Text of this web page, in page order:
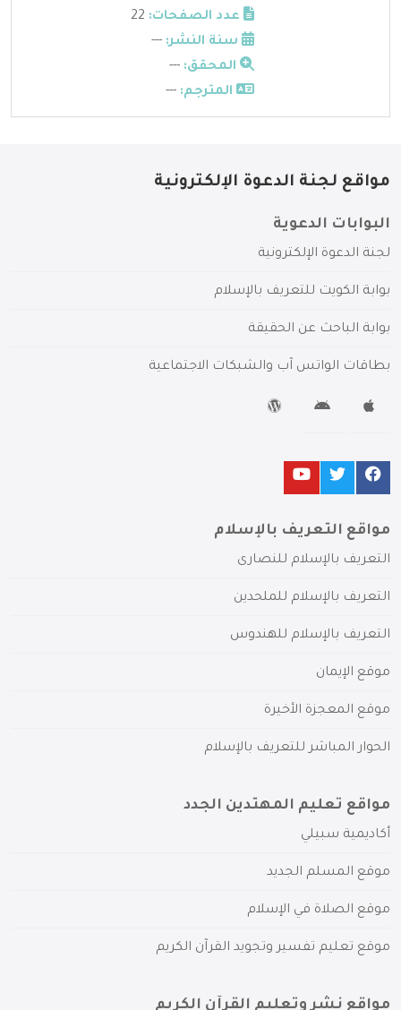
عدد الصفحات:
سنة النشر: ---
المحقق: ---
المترجم: ---
مواقع لجنة الدعوة الإلكترونية
البوابات الدعوية
لجنة الدعوة الإلكترونية
بوابة الكويت للتعريف بالإسلام
بوابة الباحث عن الحقيقة
بطاقات الواتس آب والشبكات الاجتماعية
مواقع التعريف بالإسلام
التعريف بالإسلام للنصارى
التعريف بالإسلام للملحدين
التعريف بالإسلام للهندوس
موقع الإيمان
موقع المعجزة الأخيرة
الحوار المباشر للتعريف بالإسلام
مواقع تعليم المهتدين الجدد
أكاديمية سبيلي
موقع المسلم الجديد
موقع الصلاة في الإسلام
موقع تعليم تفسير وتجويد القرآن الكريم
مواقع نشر وتعليم القرآن الكريم